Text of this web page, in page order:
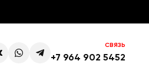
СВЯЗЬ
+7 964 902 5452